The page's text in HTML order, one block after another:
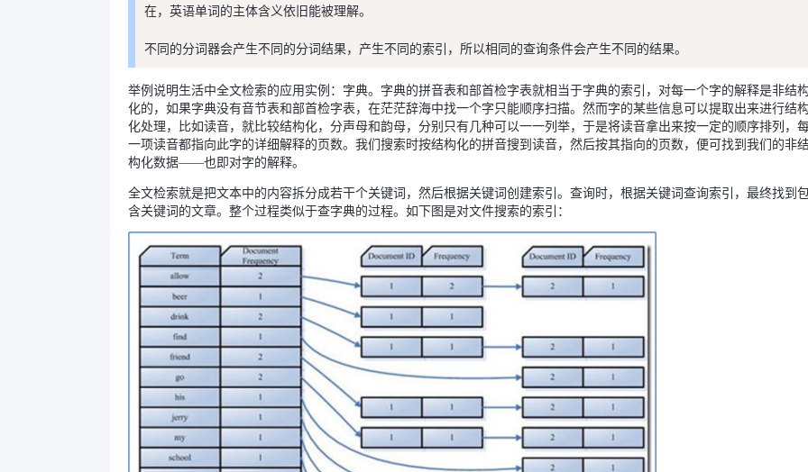
在，英语单词的主体含义依旧能被理解。
不同的分词器会产生不同的分词结果，产生不同的索引，所以相同的查询条件会产生不同的结果。
举例说明生活中全文检索的应用实例：字典。字典的拼音表和部首检字表就相当于字典的索引，对每一个字的解释是非结
化的，如果字典没有音节表和部首检字表，在茫茫辞海中找一个字只能顺序扫描。然而字的某些信息可以提取出来进行结
化处理，比如读音，就比较结构化，分声母和韵母，分别只有几种可以一一列举，于是将读音拿出来按一定的顺序排列，
一项读音都指向此字的详细解释的页数。我们搜索时按结构化的拼音搜到读音，然后按其指向的页数，便可找到我们的非
构化数据——也即对字的解释。
全文检索就是把文本中的内容拆分成若干个关键词，然后根据关键词创建索引。查询时，根据关键词查询索引，最终找到
含关键词的文章。整个过程类似于查字典的过程。如下图是对文件搜索的索引：
评选报名火热进行中